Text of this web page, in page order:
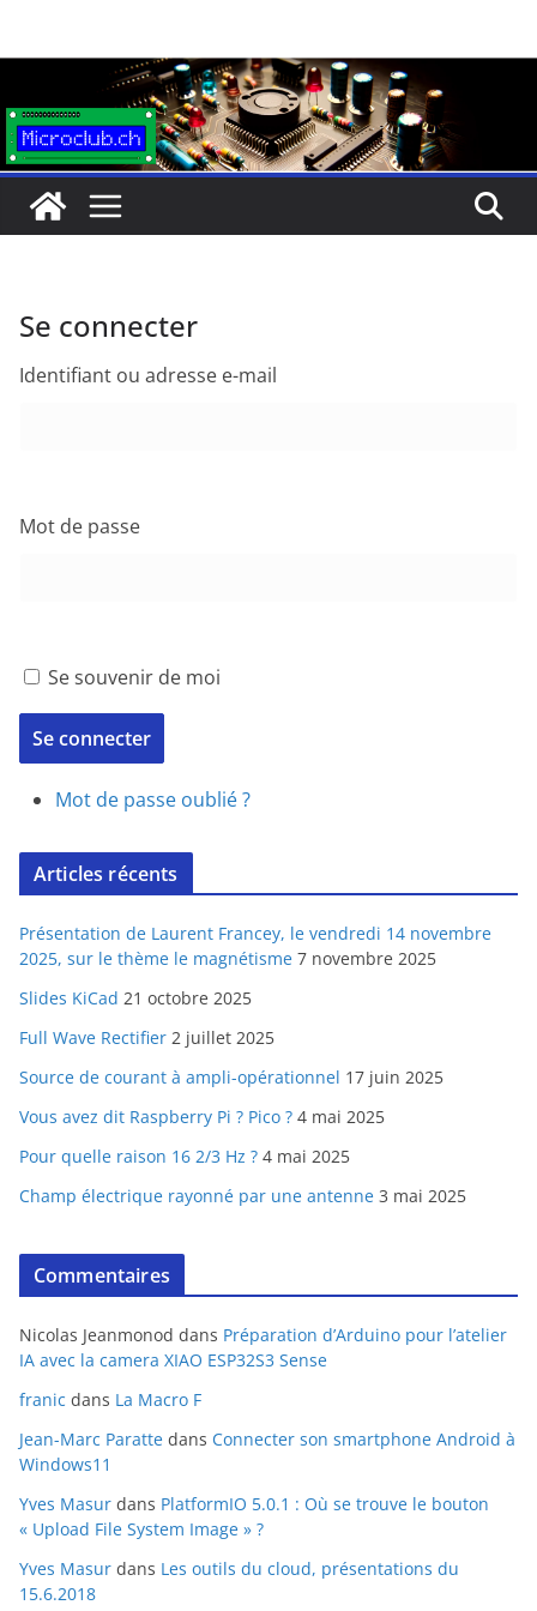
Se connecter
Identifiant ou adresse e-mail
Mot de passe
Se souvenir de moi
Se connecter
Mot de passe oublié ?
Articles récents
Présentation de Laurent Francey, le vendredi 14 novembre
2025, sur le thème le magnétisme 7 novembre 2025
Slides KiCad 21 octobre 2025
Full Wave Rectifier 2 juillet 2025
Source de courant à ampli-opérationnel 17 juin 2025
Vous avez dit Raspberry Pi ? Pico ? 4 mai 2025
Pour quelle raison 16 2/3 Hz ? 4 mai 2025
Champ électrique rayonné par une antenne 3 mai 2025
Commentaires
Nicolas Jeanmonod dans Préparation d’Arduino pour l’atelier
IA avec la camera XIAO ESP32S3 Sense
franic dans La Macro F
Jean-Marc Paratte dans Connecter son smartphone Android à
Windows11
Yves Masur dans PlatformIO 5.0.1 : Où se trouve le bouton
« Upload File System Image » ?
Yves Masur dans Les outils du cloud, présentations du
15.6.2018